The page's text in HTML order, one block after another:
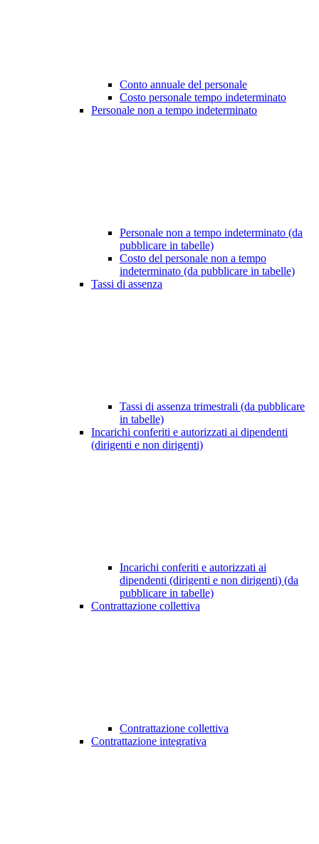
Conto annuale del personale
Costo personale tempo indeterminato
Personale non a tempo indeterminato
Personale non a tempo indeterminato (da
pubblicare in tabelle)
Costo del personale non a tempo
indeterminato (da pubblicare in tabelle)
Tassi di assenza
Tassi di assenza trimestrali (da pubblicare
in tabelle)
Incarichi conferiti e autorizzati ai dipendenti
(dirigenti e non dirigenti)
Incarichi conferiti e autorizzati ai
dipendenti (dirigenti e non dirigenti) (da
pubblicare in tabelle)
Contrattazione collettiva
Contrattazione collettiva
Contrattazione integrativa